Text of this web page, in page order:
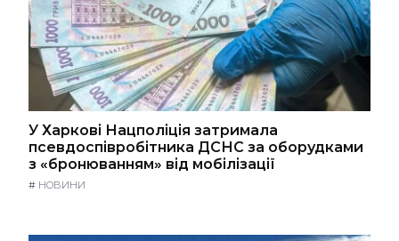
У Харкові Нацполіція затримала
псевдоспівробітника ДСНС за оборудками
з «бронюванням» від мобілізації
# НОВИНИ